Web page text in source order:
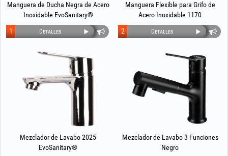
Manguera de Ducha Negra de Acero
Inoxidable EvoSanitary®
Detalles
1
Manguera Flexible para Grifo de
Acero Inoxidable 1170
Detalles
2
Mezclador de Lavabo 2025
EvoSanitary®
Mezclador de Lavabo 3 Funciones
Negro